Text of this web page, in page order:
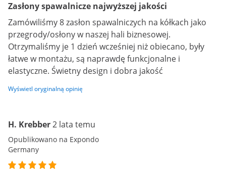
Zasłony spawalnicze najwyższej jakości
Zamówiliśmy 8 zasłon spawalniczych na kółkach jako
przegrody/osłony w naszej hali biznesowej.
Otrzymaliśmy je 1 dzień wcześniej niż obiecano, były
łatwe w montażu, są naprawdę funkcjonalne i
elastyczne. Świetny design i dobra jakość
Wyświetl oryginalną opinię
H. Krebber2 lata temu
Opublikowano na Expondo
Germany